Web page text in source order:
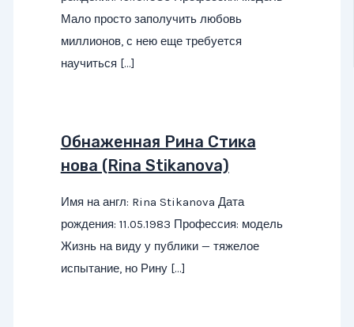
Мало просто заполучить любовь
миллионов, с нею еще требуется
научиться […]
Обнаженная Рина Стика
нова (Rina Stikanova)
Имя на англ: Rina Stikanova Дата
рождения: 11.05.1983 Профессия: модель
Жизнь на виду у публики — тяжелое
испытание, но Рину […]